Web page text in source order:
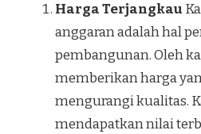
Harga Terjangkau
anggaran adalah hal
pembangunan. Oleh
memberikan harga
mengurangi kualitas.
mendapatkan nilai